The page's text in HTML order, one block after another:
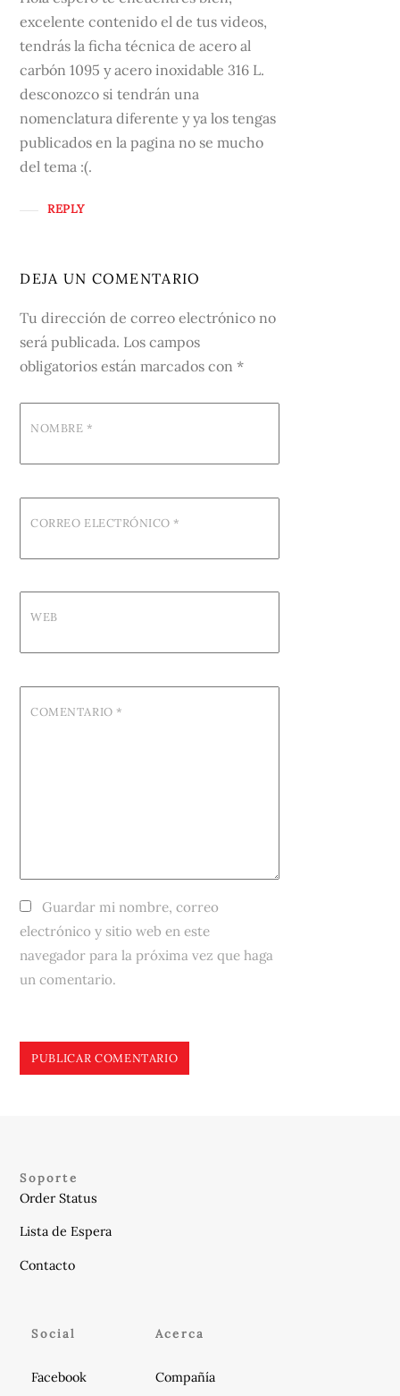
excelente contenido el de tus videos,
tendrás la ficha técnica de acero al
carbón 1095 y acero inoxidable 316 L.
desconozco si tendrán una
nomenclatura diferente y ya los tengas
publicados en la pagina no se mucho
del tema :(.
REPLY
DEJA UN COMENTARIO
Tu dirección de correo electrónico no
será publicada. Los campos
obligatorios están marcados con*
NOMBRE *
CORREO ELECTRÓNICO *
WEB
COMENTARIO *
Guardar mi nombre, correo
electrónico y sitio web en este
navegador para la próxima vez que haga
un comentario.
Soporte
Order Status
Lista de Espera
Contacto
Social
Facebook
Acerca
Compañía